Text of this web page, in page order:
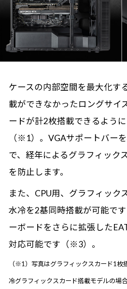
ケースの内部空間を最大化す
載ができなかったロングサイ
ードが計2枚搭載できるよう
（※1）。VGAサポートバー
で、経年によるグラフィック
を防止します。
また、CPU用、グラフィック
水冷を2基同時搭載が可能で
ーボードをさらに拡張した
対応可能です（※3）。
（※1）写真はグラフィックスカード1
冷グラフィックスカード搭載モデルの場